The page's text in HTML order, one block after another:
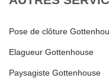
Pose de clôture
Elagueur Gottenhouse
Paysagiste Gottenhouse